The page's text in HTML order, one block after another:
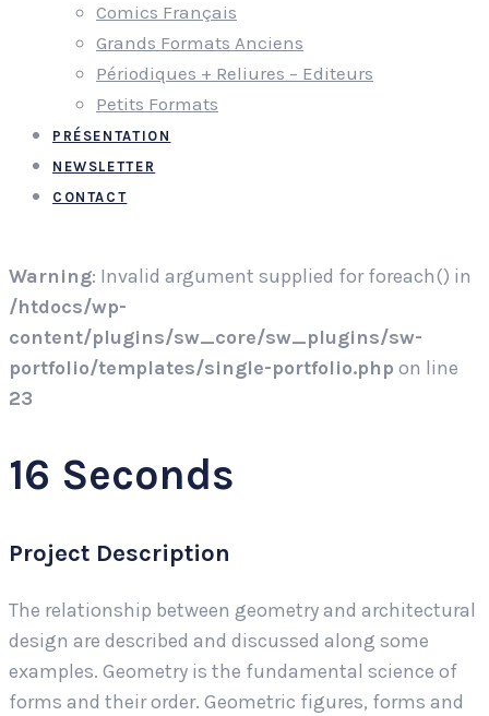
Comics Français
Grands Formats Anciens
Périodiques + Reliures – Editeurs
Petits Formats
PRÉSENTATION
NEWSLETTER
CONTACT
Warning: Invalid argument supplied for foreach() in
/htdocs/wp-
content/plugins/sw_core/sw_plugins/sw-
portfolio/templates/single-portfolio.php on line
23
16 Seconds
Project Description
The relationship between geometry and architectural
design are described and discussed along some
examples. Geometry is the fundamental science of
forms and their order. Geometric figures, forms and